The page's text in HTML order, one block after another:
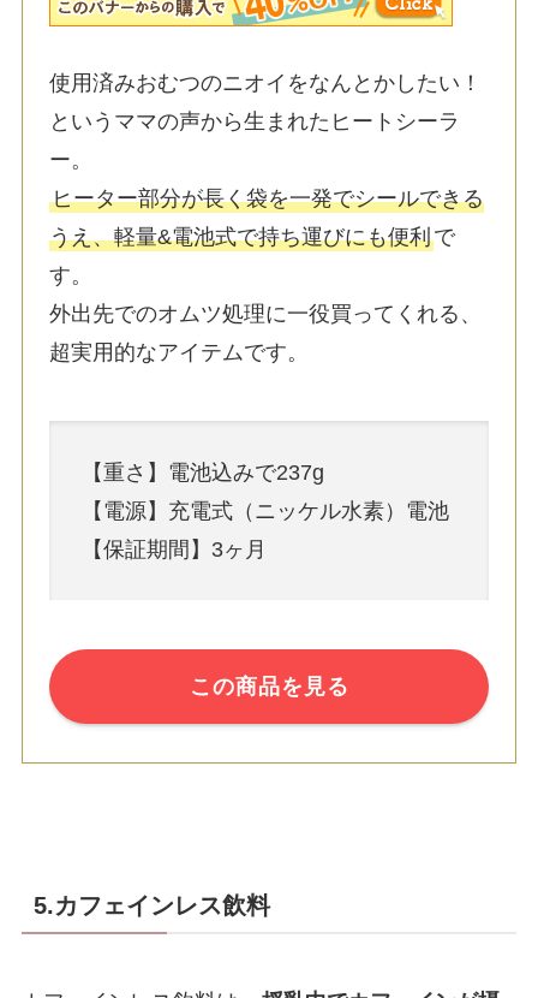
使用済みおむつのニオイをなんとかしたい！
というママの声から生まれたヒートシーラ
ー。
ヒーター部分が長く袋を一発でシールできる
うえ、軽量&電池式で持ち運びにも便利で
す。
外出先でのオムツ処理に一役買ってくれる、
超実用的なアイテムです。
【重さ】電池込みで237g
【電源】充電式（ニッケル水素）電池
【保証期間】3ヶ月
この商品を見る
5.カフェインレス飲料